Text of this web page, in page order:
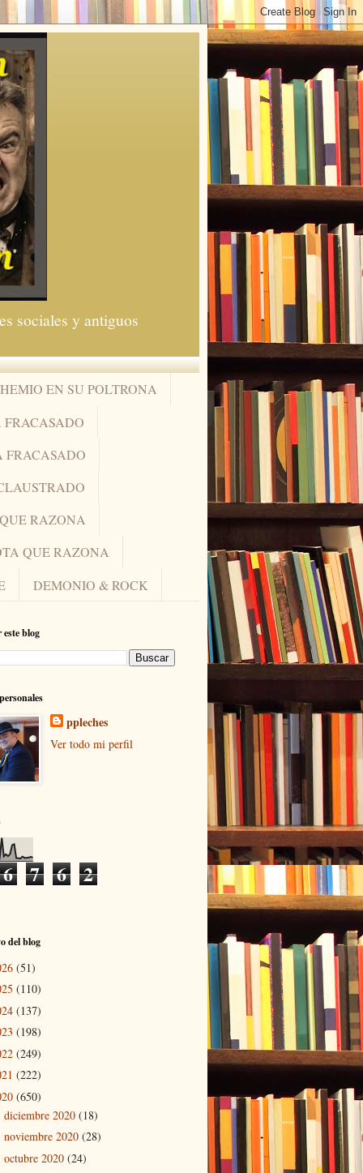
sociales y antiguos
EN SU POLTRONA
FRACASADO
FRACASADO
RAZONA
QUE RAZONA
DEMONIO & ROCK
este blog
ppleches
Ver todo mi perfil
6 7 6 2
del blog
(51)
(110)
(137)
(198)
(249)
(222)
(650)
diciembre 2020 (18)
noviembre 2020 (28)
octubre 2020 (24)